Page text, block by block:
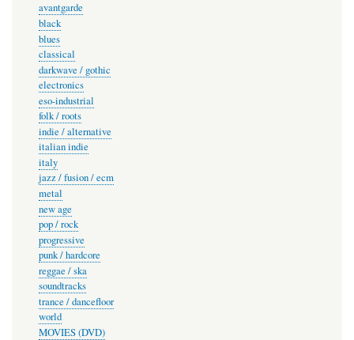
avantgarde
black
blues
classical
darkwave / gothic
electronics
eso-industrial
folk / roots
indie / alternative
italian indie
italy
jazz / fusion / ecm
metal
new age
pop / rock
progressive
punk / hardcore
reggae / ska
soundtracks
trance / dancefloor
world
MOVIES (DVD)